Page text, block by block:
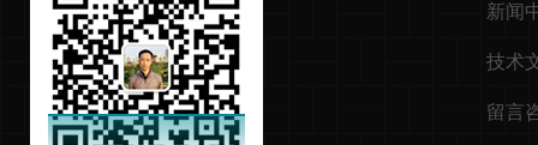
新闻
技术
留言